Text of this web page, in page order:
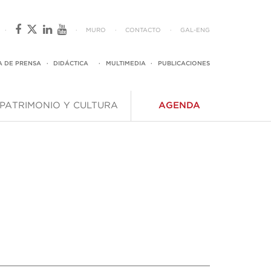
· · MURO · CONTACTO · GAL- ENG
DE PRENSA · DIDÁCTICA · MULTIMEDIA · PUBLICACIONES
PATRIMONIO Y CULTURA AGENDA